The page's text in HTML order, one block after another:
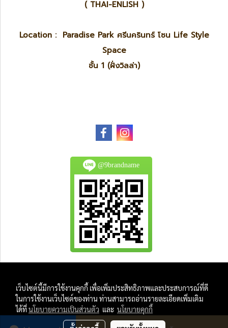
( THAI-ENLISH )
Location : Paradise Park ศรีนครินทร์ โซน Life Style
Space
ชั้น 1 (ฝั่งวิลล่า)
@9brandname
And
All Photo in this website were taken by
9Brandname's Team.
เว็บไซต์นี้มีการใช้งานคุกกี้ เพื่อเพิ่มประสิทธิภาพและประสบการณ์ที่ดี
ในการใช้งานเว็บไซต์ของท่าน ท่านสามารถอ่านรายละเอียดเพิ่มเติม
ได้ที่นโยบายความเป็นส่วนตัว และ นโยบายคุกกี้